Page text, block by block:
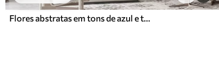
Flores abstratas em tons de azul e turquesa